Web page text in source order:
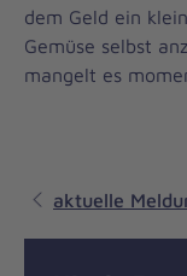
dem Geld ein
Gemüse selbst
mangelt es
aktuelle